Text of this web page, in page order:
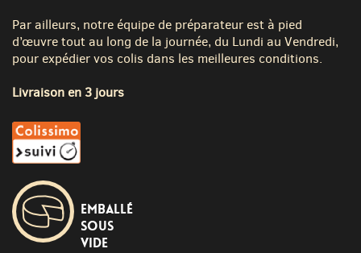
Par ailleurs, notre équipe de préparateur est à pied
d’œuvre tout au long de la journée, du Lundi au Vendredi,
pour expédier vos colis dans les meilleures conditions.
Livraison en 3 jours
Emballé
sous
vide